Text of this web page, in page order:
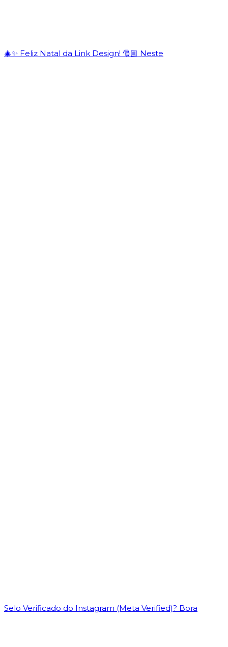
🎄✨ Feliz Natal da Link Design! 🎅🏼 Neste
Selo Verificado do Instagram (Meta Verified)? Bora